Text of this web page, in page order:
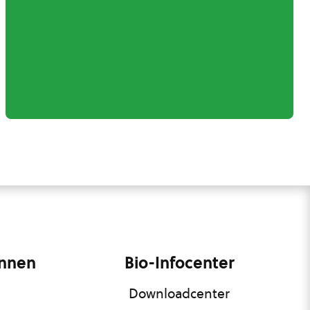
Bio-Infocenter
Downloadcenter